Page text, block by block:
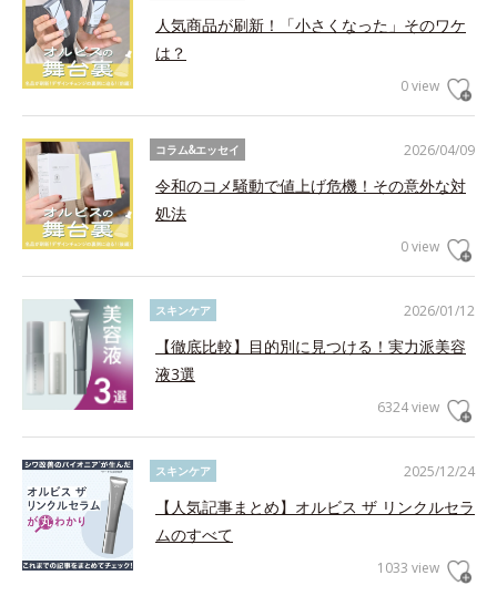
人気商品が刷新！「小さくなった」そのワケ
は？
0 view
2026/04/09
コラム&エッセイ
令和のコメ騒動で値上げ危機！その意外な対
処法
0 view
2026/01/12
スキンケア
【徹底比較】目的別に見つける！実力派美容
液3選
6324 view
2025/12/24
スキンケア
【人気記事まとめ】オルビス ザ リンクルセラ
ムのすべて
1033 view